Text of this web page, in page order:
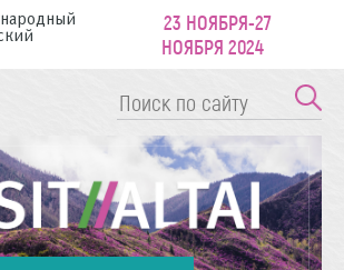
23 НОЯБРЯ-27
НОЯБРЯ 2024